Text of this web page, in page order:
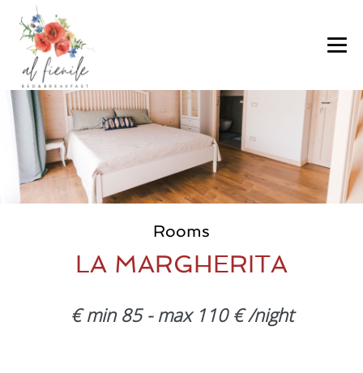
content
Rooms
LA MARGHERITA
€ min 85 - max 110 € /night